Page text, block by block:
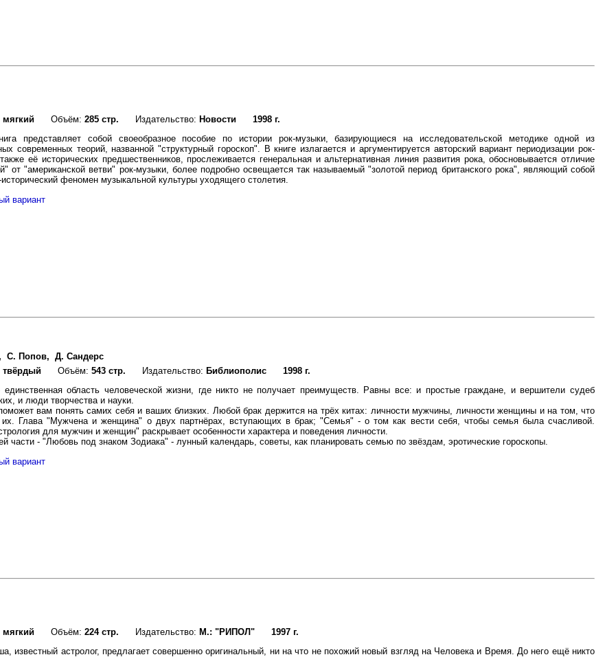
мягкий Объём: 285 стр. Издательство: Новости
1998 г.
представляет собой своеобразное пособие по истории рок-музыки, базирующиеся на исследовательской методике одной из
современных теорий, названной "структурный гороскоп". В книге излагается и аргументируется авторский вариант периодизации рок-
её исторических предшественников, прослеживается генеральная и альтернативная линия развития рока, обосновывается отличие
от "американской ветви" рок-музыки, более подробно освещается так называемый "золотой период британского рока", являющий собой
феномен музыкальной культуры уходящего столетия.
вариант
С. Попов, Д. Сандерс
твёрдый Объём: 543 стр. Издательство: Библиополис
1998 г.
единственная область человеческой жизни, где никто не получает преимуществ. Равны все: и простые граждане, и вершители судеб
и люди творчества и науки.
вам понять самих себя и ваших близких. Любой брак держится на трёх китах: личности мужчины, личности женщины и на том, что
их. Глава "Мужчена и женщина" о двух партнёрах, вступающих в брак; "Семья" - о том как вести себя, чтобы семья была счасливой.
для мужчин и женщин" раскрывает особенности характера и поведения личности.
части - "Любовь под знаком Зодиака" - лунный календарь, советы, как планировать семью по звёздам, эротические гороскопы.
вариант
мягкий Объём: 224 стр. Издательство: М.: "РИПОЛ"
1997 г.
известный астролог, предлагает совершенно оригинальный, ни на что не похожий новый взгляд на Человека и Время. До него ещё никто